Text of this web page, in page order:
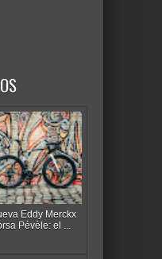
Eddy Merckx
Pévèle: el ...